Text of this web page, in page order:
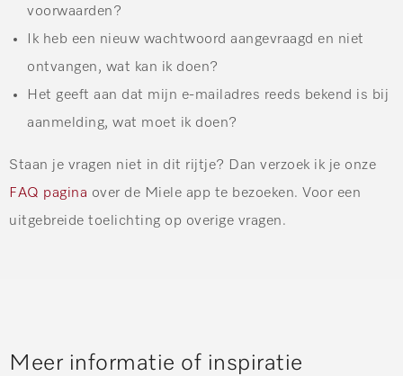
voorwaarden?
Ik heb een nieuw wachtwoord aangevraagd en niet
ontvangen, wat kan ik doen?
Het geeft aan dat mijn e-mailadres reeds bekend is bij
aanmelding, wat moet ik doen?
Staan je vragen niet in dit rijtje? Dan verzoek ik je onze
FAQ pagina over de Miele app te bezoeken. Voor een
uitgebreide toelichting op overige vragen.
Meer informatie of inspiratie